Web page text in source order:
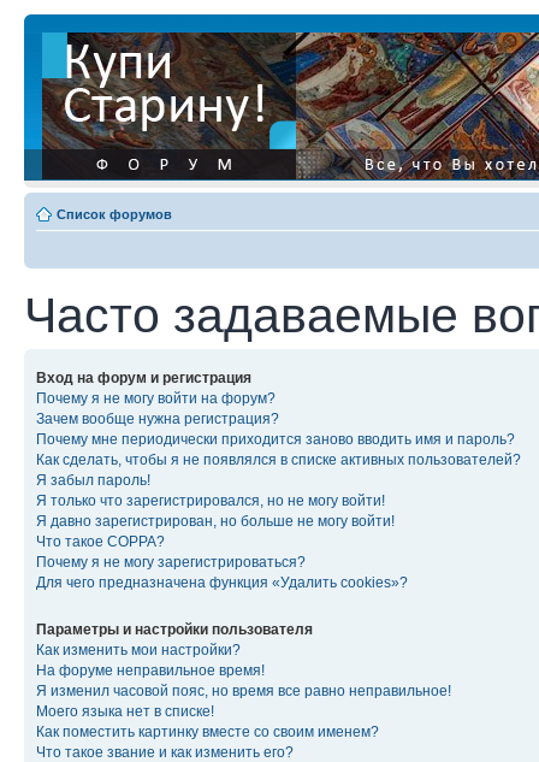
Список форумов
Часто задаваемые
Вход на форум и регистрация
Почему я не могу войти на форум?
Зачем вообще нужна регистрация?
Почему мне периодически приходится заново вводить имя и пароль?
Как сделать, чтобы я не появлялся в списке активных пользователей?
Я забыл пароль!
Я только что зарегистрировался, но не могу войти!
Я давно зарегистрирован, но больше не могу войти!
Что такое COPPA?
Почему я не могу зарегистрироваться?
Для чего предназначена функция «Удалить cookies»?
Параметры и настройки пользователя
Как изменить мои настройки?
На форуме неправильное время!
Я изменил часовой пояс, но время все равно неправильное!
Моего языка нет в списке!
Как поместить картинку вместе со своим именем?
Что такое звание и как изменить его?